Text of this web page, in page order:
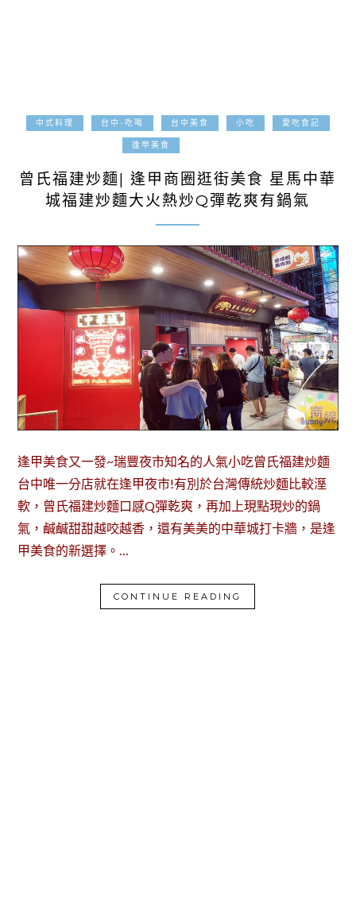
中式料理 台中-吃喝 台中美食 小吃 愛吃食記
逢甲美食
曾氏福建炒麵| 逢甲商圈逛街美食 星馬中華
城福建炒麵大火熱炒Q彈乾爽有鍋氣
逢甲美食又一發~瑞豐夜市知名的人氣小吃曾氏福建炒麵
台中唯一分店就在逢甲夜市!有別於台灣傳統炒麵比較溼
軟，曾氏福建炒麵口感Q彈乾爽，再加上現點現炒的鍋
氣，鹹鹹甜甜越咬越香，還有美美的中華城打卡牆，是逢
甲美食的新選擇。…
CONTINUE READING